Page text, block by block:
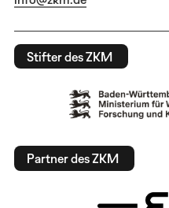
Stifter des ZKM
Partner des ZKM